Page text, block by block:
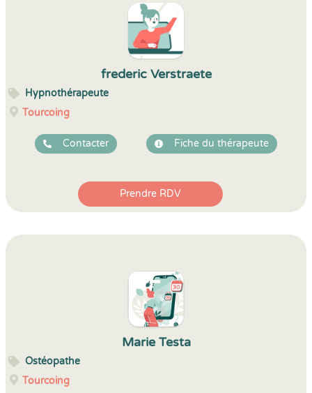
frederic Verstraete
Hypnothérapeute
Tourcoing
Contacter Fiche du thérapeute
Prendre RDV
Marie Testa
Ostéopathe
Tourcoing